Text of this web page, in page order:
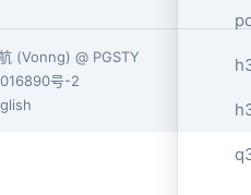
(Vonng) @ PGSTY
号-2